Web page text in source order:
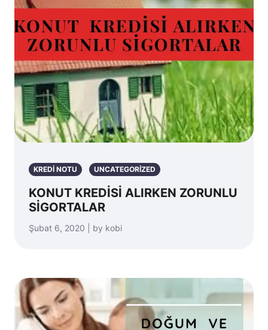
KREDİ NOTU UNCATEGORIZED
KONUT KREDİSİ ALIRKEN ZORUNLU
SİGORTALAR
Şubat 6, 2020 | by kobi